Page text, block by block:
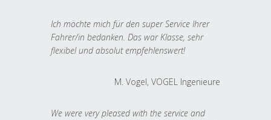
Ich möchte mich für den super Service Ihrer
Fahrer/in bedanken. Das war Klasse, sehr
flexibel und absolut empfehlenswert!
M. Vogel, VOGEL Ingenieure
We were very pleased with the service and